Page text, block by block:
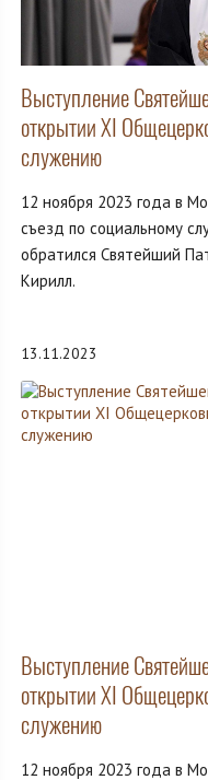
Выступление
открытии XI
служению
12 ноября 2023 года в
съезд по социальному
обратился Святейший
Кирилл.
13.11.2023
Выступление
открытии XI
служению
12 ноября 2023 года в